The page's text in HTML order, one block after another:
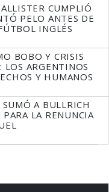
CUMPLIÓ
PELO ANTES DE
INGLÉS
BOBO Y CRISIS
LOS ARGENTINOS
Y HUMANOS
A BULLRICH
LA RENUNCIA